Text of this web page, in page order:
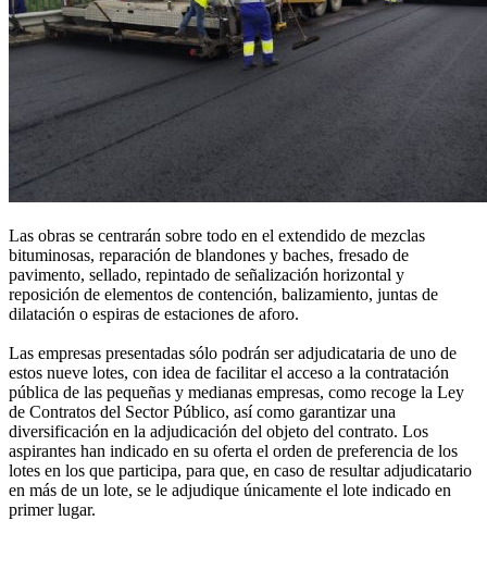
Las obras se centrarán sobre todo en el extendido de mezclas
bituminosas, reparación de blandones y baches, fresado de
pavimento, sellado, repintado de señalización horizontal y
reposición de elementos de contención, balizamiento, juntas de
dilatación o espiras de estaciones de aforo.
Las empresas presentadas sólo podrán ser adjudicataria de uno de
estos nueve lotes, con idea de facilitar el acceso a la contratación
pública de las pequeñas y medianas empresas, como recoge la Ley
de Contratos del Sector Público, así como garantizar una
diversificación en la adjudicación del objeto del contrato. Los
aspirantes han indicado en su oferta el orden de preferencia de los
lotes en los que participa, para que, en caso de resultar adjudicatario
en más de un lote, se le adjudique únicamente el lote indicado en
primer lugar.